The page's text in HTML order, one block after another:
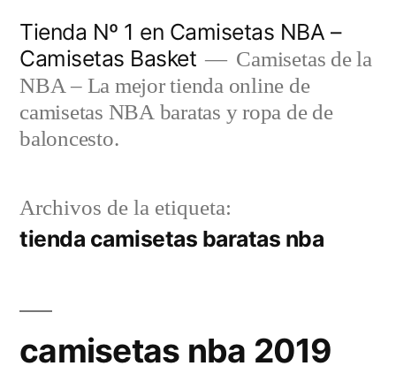
contenido
Tienda Nº 1 en Camisetas NBA –
Camisetas Basket
Camisetas de la
NBA – La mejor tienda online de
camisetas NBA baratas y ropa de de
baloncesto.
Archivos de la etiqueta:
tienda camisetas baratas nba
camisetas nba 2019